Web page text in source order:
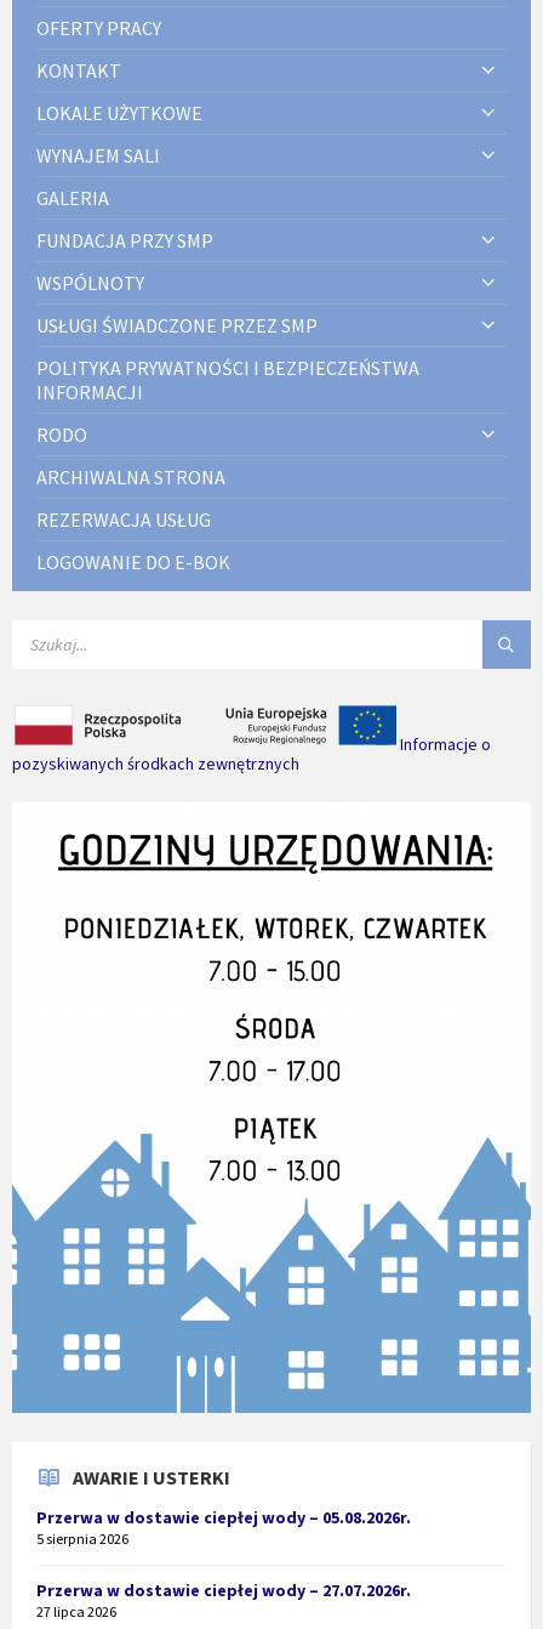
OFERTY PRACY
KONTAKT
LOKALE UŻYTKOWE
WYNAJEM SALI
GALERIA
FUNDACJA PRZY SMP
WSPÓLNOTY
USŁUGI ŚWIADCZONE PRZEZ SMP
POLITYKA PRYWATNOŚCI I BEZPIECZEŃSTWA
INFORMACJI
RODO
ARCHIWALNA STRONA
REZERWACJA USŁUG
LOGOWANIE DO E-BOK
Informacje o
pozyskiwanych środkach zewnętrznych
AWARIE I USTERKI
Przerwa w dostawie ciepłej wody – 05.08.2026r.
5 sierpnia 2026
Przerwa w dostawie ciepłej wody – 27.07.2026r.
27 lipca 2026